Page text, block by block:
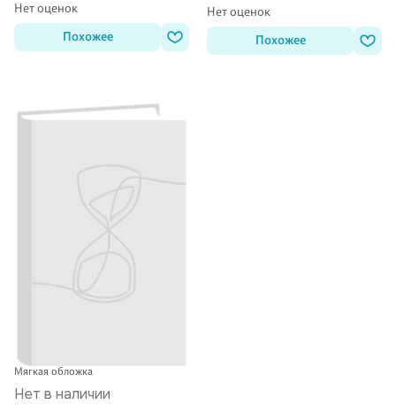
Нет оценок
Похожее
Нет оценок
Похожее
Мягкая обложка
Нет в наличии